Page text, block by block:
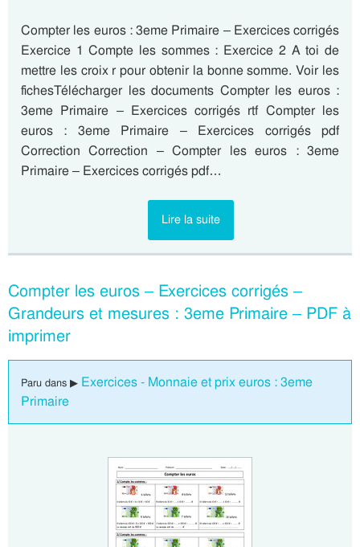
Compter les euros : 3eme Primaire – Exercices corrigés
Exercice 1 Compte les sommes : Exercice 2 A toi de
mettre les croix r pour obtenir la bonne somme. Voir les
fichesTélécharger les documents Compter les euros :
3eme Primaire – Exercices corrigés rtf Compter les
euros : 3eme Primaire – Exercices corrigés pdf
Correction Correction – Compter les euros : 3eme
Primaire – Exercices corrigés pdf…
Lire la suite
Compter les euros – Exercices corrigés –
Grandeurs et mesures : 3eme Primaire – PDF à
imprimer
Paru dans ▶ Exercices - Monnaie et prix euros : 3eme
Primaire